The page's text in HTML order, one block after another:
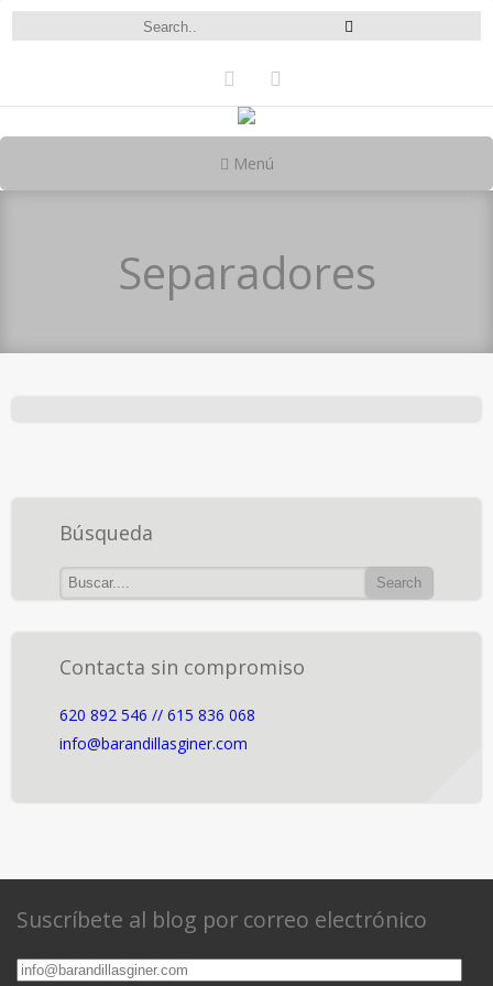
Menú
Separadores
Búsqueda
Contacta sin compromiso
620 892 546 // 615 836 068
info@barandillasginer.com
Suscríbete al blog por correo electrónico
info@barandillasginer.com